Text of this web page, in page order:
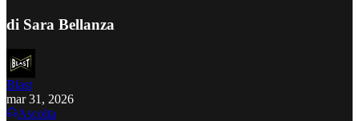
di Sara Bellanza
Blast
mar 31, 2026
Ascolta